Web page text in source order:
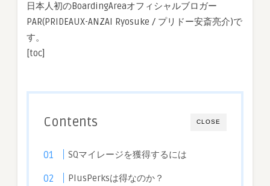
日本人初のBoardingAreaオフィシャルブロガー
PAR(PRIDEAUX-ANZAI Ryosuke / プリドー安斎亮介)で
す。
[toc]
CLOSE
Contents
SQマイレージを獲得するには
PlusPerksは得なのか？